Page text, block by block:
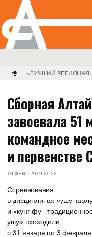
«ЛУЧШИЙ
Сборная
завоевала 51
командное
и первенстве
10 ФЕВР. 2019 21:02
Соревнования
в дисциплинах «ушу-
и «кунг-фу -
ушу» проходили
с 31 января по 3 февраля